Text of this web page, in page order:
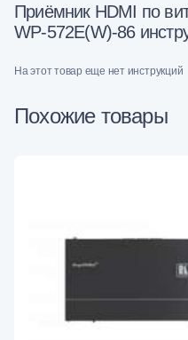
Приёмник HDMI по
WP-572E(W)-86
На этот товар еще нет инструкций
Похожие товары